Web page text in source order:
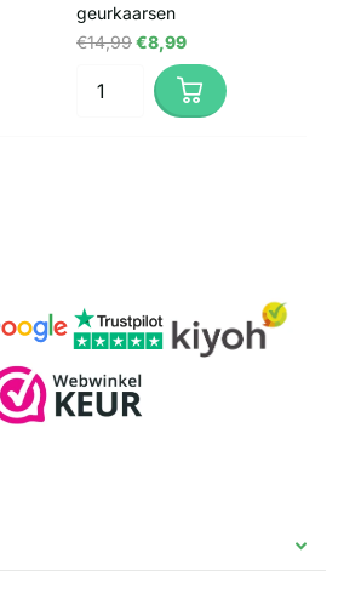
geurkaarsen
€14,99€8,99